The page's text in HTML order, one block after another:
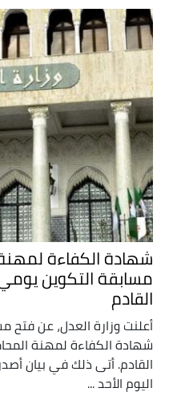
شهادة الكفاءة لمهنة
القادم
أعلنت وزارة العدل، عن فتح
القادم. أتى ذلك في بيان
اليوم الأحد ...